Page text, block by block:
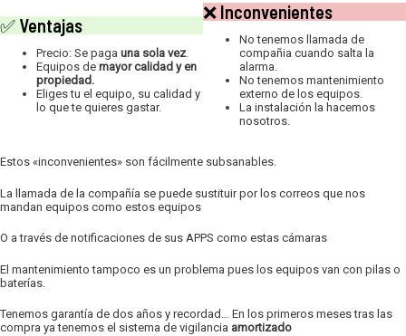
✅ Ventajas
Precio: Se paga una sola vez.
Equipos de mayor calidad y en
propiedad.
Eliges tu el equipo, su calidad y
lo que te quieres gastar.
❌ Inconvenientes
No tenemos llamada de
compañia cuando salta la
alarma.
No tenemos mantenimiento
externo de los equipos.
La instalación la hacemos
nosotros.
Estos «inconvenientes» son fácilmente subsanables.
La llamada de la compañía se puede sustituir por los correos que nos
mandan equipos como estos equipos
O a través de notificaciones de sus APPS como estas cámaras
El mantenimiento tampoco es un problema pues los equipos van con pilas o
baterías.
Tenemos garantía de dos años y recordad… En los primeros meses tras las
compra ya tenemos el sistema de vigilancia amortizado